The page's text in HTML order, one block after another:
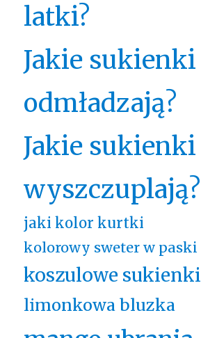
latki?
Jakie sukienki
odmładzają?
Jakie sukienki
wyszczuplają?
jaki kolor kurtki
kolorowy sweter w paski
koszulowe sukienki
limonkowa bluzka